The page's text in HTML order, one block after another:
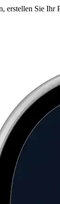
erstellen Sie Ihr